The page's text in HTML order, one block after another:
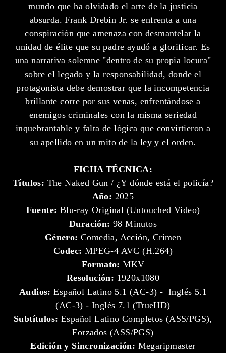
mundo que ha olvidado el arte de la justicia
absurda. Frank Drebin Jr. se enfrenta a una
conspiración que amenaza con desmantelar la
unidad de élite que su padre ayudó a glorificar. Es
una narrativa solemne "dentro de su propia locura"
sobre el legado y la responsabilidad, donde el
protagonista debe demostrar que la incompetencia
brillante corre por sus venas, enfrentándose a
enemigos criminales con la misma seriedad
inquebrantable y falta de lógica que convirtieron a
su apellido en un mito de la ley y el orden.
FICHA TÉCNICA:
Títulos: The Naked Gun / ¿Y dónde está el policía?
Año: 2025
Fuente: Blu-ray Original (Untouched Video)
Duración: 98 Minutos
Género: Comedia, Acción, Crimen
Codec: MPEG-4 AVC (H.264)
Formato: MKV
Resolución: 1920x1080
Audios: Español Latino 5.1 (AC-3) - Inglés 5.1
(AC-3) - Inglés 7.1 (TrueHD)
Subtítulos: Español Latino Completos (ASS/PGS),
Forzados (ASS/PGS)
Edición y Sincronización: Megaripmaster